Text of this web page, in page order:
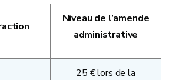
Niveau de l’amende
administrative
25 € lors de la